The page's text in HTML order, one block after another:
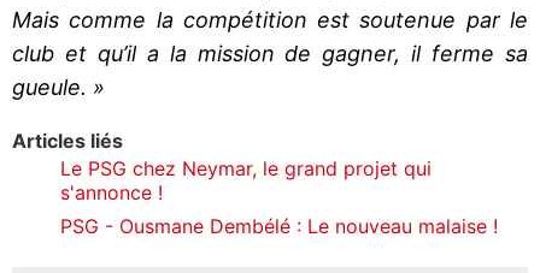
Mais comme la compétition est soutenue par le
club et qu’il a la mission de gagner, il ferme sa
gueule. »
Articles liés
Le PSG chez Neymar, le grand projet qui
s'annonce !
PSG - Ousmane Dembélé : Le nouveau malaise !